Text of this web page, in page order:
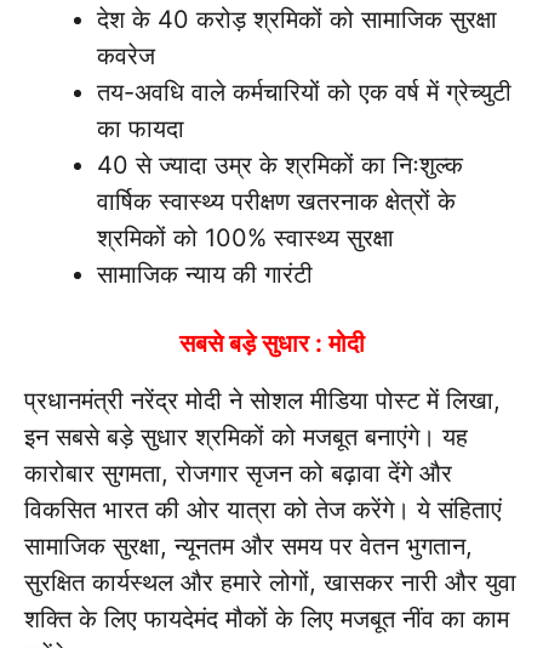
देश के 40 करोड़ श्रमिकों को सामाजिक सुरक्षा
कवरेज
तय-अवधि वाले कर्मचारियों को एक वर्ष में ग्रेच्युटी
का फायदा
40 से ज्यादा उम्र के श्रमिकों का निःशुल्क
वार्षिक स्वास्थ्य परीक्षण खतरनाक क्षेत्रों के
श्रमिकों को 100% स्वास्थ्य सुरक्षा
सामाजिक न्याय की गारंटी
सबसे बड़े सुधार : मोदी
प्रधानमंत्री नरेंद्र मोदी ने सोशल मीडिया पोस्ट में लिखा,
इन सबसे बड़े सुधार श्रमिकों को मजबूत बनाएंगे। यह
कारोबार सुगमता, रोजगार सृजन को बढ़ावा देंगे और
विकसित भारत की ओर यात्रा को तेज करेंगे। ये संहिताएं
सामाजिक सुरक्षा, न्यूनतम और समय पर वेतन भुगतान,
सुरक्षित कार्यस्थल और हमारे लोगों, खासकर नारी और युवा
शक्ति के लिए फायदेमंद मौकों के लिए मजबूत नींव का काम